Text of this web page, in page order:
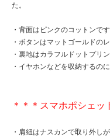
た。
・背面はピンクのコットンです
・ボタンはマットゴールドの
・裏地はカラフルドットプリン
・イヤホンなどを収納するの
＊＊＊スマホポシェッ
・肩紐はナスカンで取り外しが